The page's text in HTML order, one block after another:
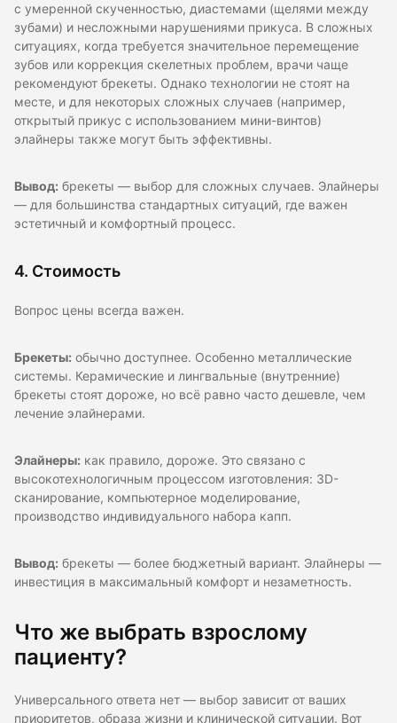
с умеренной скученностью, диастемами (щелями между
зубами) и несложными нарушениями прикуса. В сложных
ситуациях, когда требуется значительное перемещение
зубов или коррекция скелетных проблем, врачи чаще
рекомендуют брекеты. Однако технологии не стоят на
месте, и для некоторых сложных случаев (например,
открытый прикус с использованием мини-винтов)
элайнеры также могут быть эффективны.
Вывод: брекеты — выбор для сложных случаев. Элайнеры
— для большинства стандартных ситуаций, где важен
эстетичный и комфортный процесс.
4. Стоимость
Вопрос цены всегда важен.
Брекеты: обычно доступнее. Особенно металлические
системы. Керамические и лингвальные (внутренние)
брекеты стоят дороже, но всё равно часто дешевле, чем
лечение элайнерами.
Элайнеры: как правило, дороже. Это связано с
высокотехнологичным процессом изготовления: 3D-
сканирование, компьютерное моделирование,
производство индивидуального набора капп.
Вывод: брекеты — более бюджетный вариант. Элайнеры —
инвестиция в максимальный комфорт и незаметность.
Что же выбрать взрослому
пациенту?
Универсального ответа нет — выбор зависит от ваших
приоритетов, образа жизни и клинической ситуации. Вот